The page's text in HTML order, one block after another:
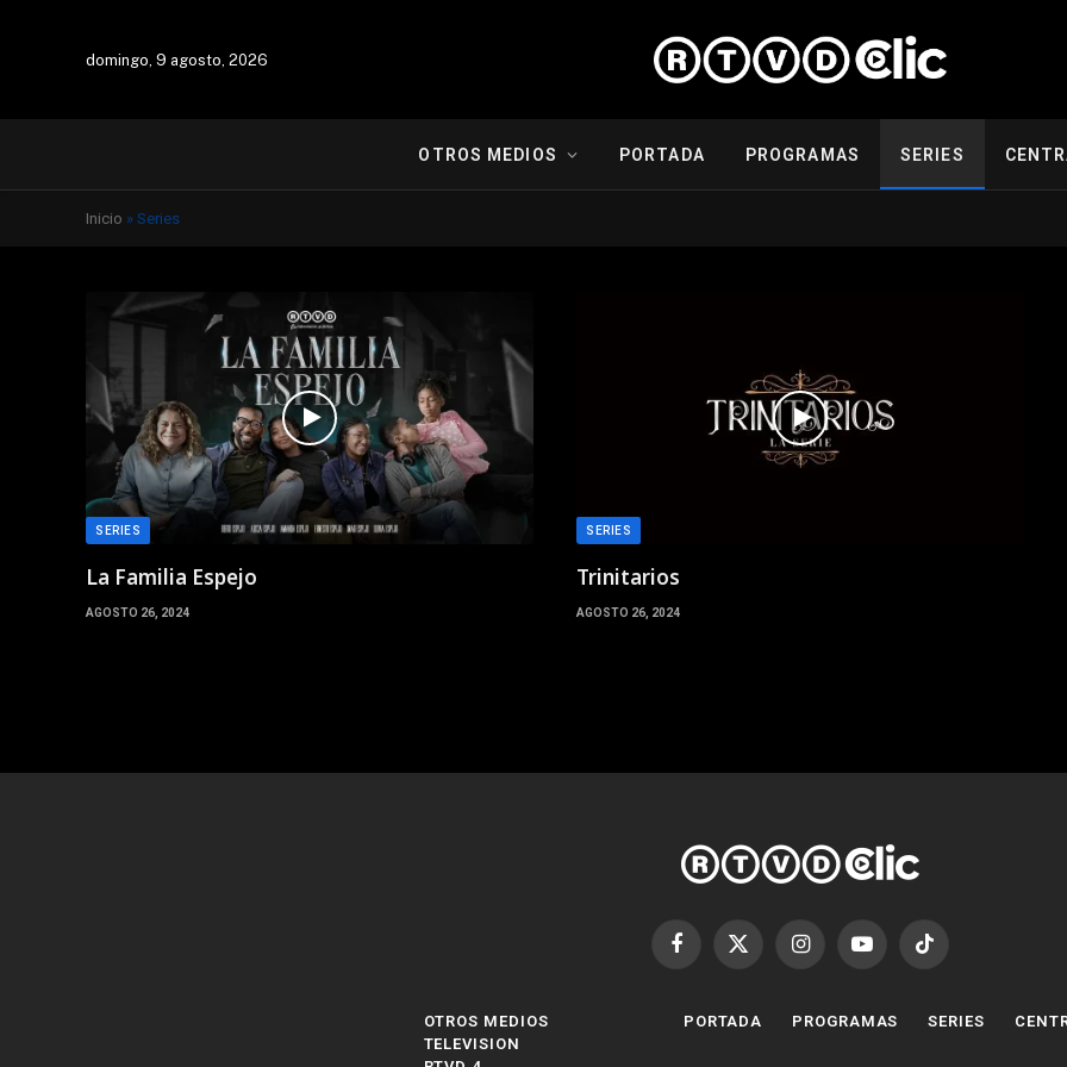
domingo, 9 agosto, 2026
OTROS MEDIOS PORTADA PROGRAMAS SERIES
Inicio » Series
SERIES
La Familia Espejo
AGOSTO 26, 2024
SERIES
Trinitarios
AGOSTO 26, 2024
Facebook
X
InstagramYouTubeTikTok
OTROS MEDIOS
TELEVISION
PORTADA PROGRAMAS SERIES